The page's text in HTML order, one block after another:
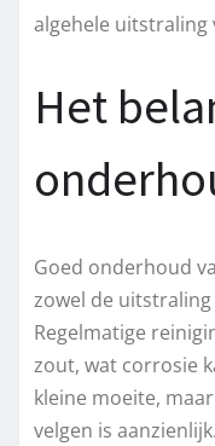
algehele uitstraling
Het
Goed onderhoud
zowel de
Regelmatige
zout, wat corrosie
kleine moeite,
velgen is